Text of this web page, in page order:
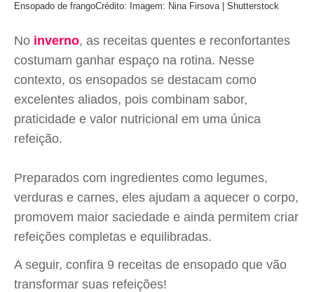
Ensopado de frangoCrédito: Imagem: Nina Firsova | Shutterstock
No inverno, as receitas quentes e reconfortantes
costumam ganhar espaço na rotina. Nesse
contexto, os ensopados se destacam como
excelentes aliados, pois combinam sabor,
praticidade e valor nutricional em uma única
refeição.
Preparados com ingredientes como legumes,
verduras e carnes, eles ajudam a aquecer o corpo,
promovem maior saciedade e ainda permitem criar
refeições completas e equilibradas.
A seguir, confira 9 receitas de ensopado que vão
transformar suas refeições!